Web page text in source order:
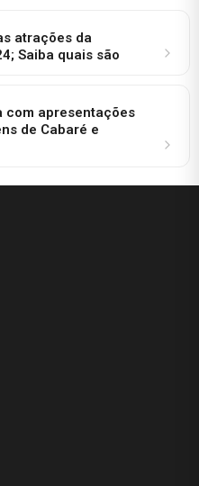
atrações da
Saiba quais são
com apresentações
de Cabaré e